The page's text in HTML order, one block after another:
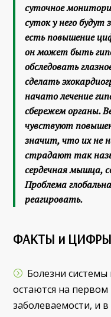
суточное
суток у него будут
есть повышение
он может быть
обследовать
сделать
начато лечение
сбережем органы.
чувствуют
значит, что их не
страдают так
сердечная мышца,
Проблема
реагировать.
ФАКТЫ и
Болезни
остаются на первом
заболеваемости, и в